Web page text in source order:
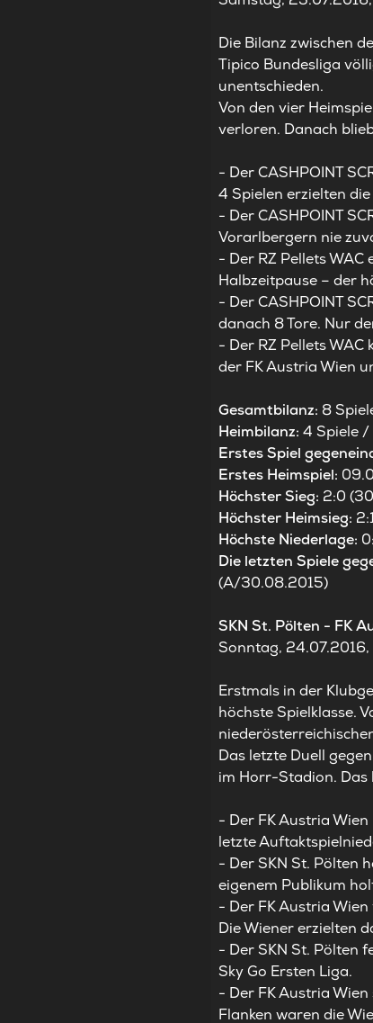
Die Bilanz zwischen
Tipico Bundesliga
unentschieden.
Von den vier
verloren. Danach
- Der CASHPOINT
4 Spielen erzielten
- Der CASHPOINT
Vorarlbergern nie
- Der RZ Pellets
Halbzeitpause – der
- Der CASHPOINT
danach 8 Tore. Nur
- Der RZ Pellets
der FK Austria Wien
Gesamtbilanz: 8
Heimbilanz:4 Spiele /
Erstes Spiel
Erstes Heimspiel:
Höchster Sieg: 2:0
Höchster Heimsieg:
Höchste Niederlage:
Die letzten Spiele
(A/30.08.2015)
SKN St. Pölten - FK
Sonntag, 24.07.2016,
Erstmals in der
höchste Spielklasse.
Das letzte Duell
im Horr-Stadion. Das
- Der FK Austria
letzte
- Der SKN St. Pölten
eigenem Publikum
- Der FK Austria
Die Wiener erzielten
- Der SKN St. Pölten
Sky Go Ersten Liga.
- Der FK Austria
Flanken waren die